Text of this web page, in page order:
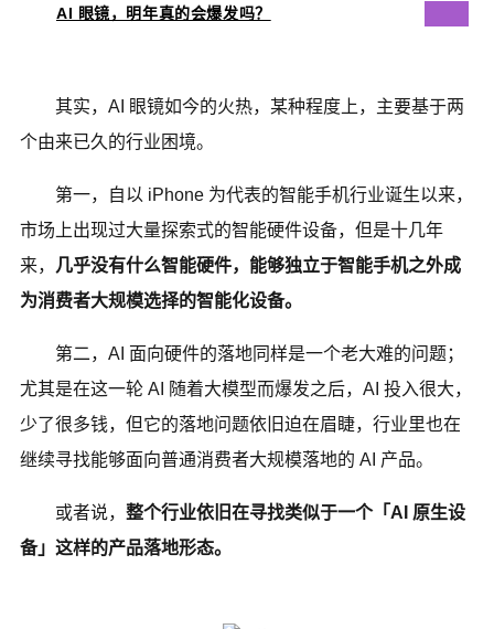
AI 眼镜，明年真的会爆发吗？
其实，AI 眼镜如今的火热，某种程度上，主要基于两
个由来已久的行业困境。
第一，自以 iPhone 为代表的智能手机行业诞生以来，
市场上出现过大量探索式的智能硬件设备，但是十几年
来，
几乎没有什么智能硬件，能够独立于智能手机之外成
为消费者大规模选择的智能化设备。
第二，AI 面向硬件的落地同样是一个老大难的问题；
尤其是在这一轮 AI 随着大模型而爆发之后，AI 投入很大，
少了很多钱，但它的落地问题依旧迫在眉睫，行业里也在
继续寻找能够面向普通消费者大规模落地的 AI 产品。
或者说， 整个行业依旧在寻找类似于一个「AI 原生设
备」这样的产品落地形态。